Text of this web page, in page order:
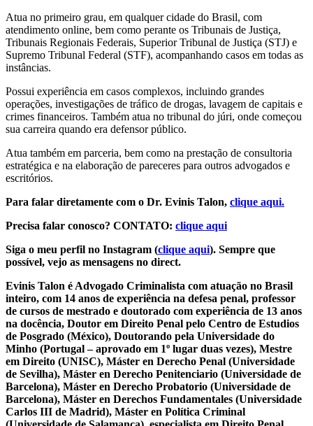
Atua no primeiro grau, em qualquer cidade do Brasil, com
atendimento online, bem como perante os Tribunais de Justiça,
Tribunais Regionais Federais, Superior Tribunal de Justiça (STJ) e
Supremo Tribunal Federal (STF), acompanhando casos em todas as
instâncias.
Possui experiência em casos complexos, incluindo grandes
operações, investigações de tráfico de drogas, lavagem de capitais e
crimes financeiros. Também atua no tribunal do júri, onde começou
sua carreira quando era defensor público.
Atua também em parceria, bem como na prestação de consultoria
estratégica e na elaboração de pareceres para outros advogados e
escritórios.
Para falar diretamente com o Dr. Evinis Talon, clique aqui.
Precisa falar conosco? CONTATO: clique aqui
Siga o meu perfil no Instagram (clique aqui). Sempre que
possível, vejo as mensagens no direct.
Evinis Talon é Advogado Criminalista com atuação no Brasil
inteiro, com 14 anos de experiência na defesa penal, professor
de cursos de mestrado e doutorado com experiência de 13 anos
na docência, Doutor em Direito Penal pelo Centro de Estudios
de Posgrado (México), Doutorando pela Universidade do
Minho (Portugal – aprovado em 1º lugar duas vezes), Mestre
em Direito (UNISC), Máster en Derecho Penal (Universidade
de Sevilha), Máster en Derecho Penitenciario (Universidade de
Barcelona), Máster en Derecho Probatorio (Universidade de
Barcelona), Máster en Derechos Fundamentales (Universidade
Carlos III de Madrid), Máster en Política Criminal